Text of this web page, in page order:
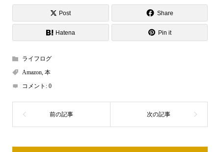
Post Share
Hatena Pin it
ライフログ
Amazon, 本
コメント: 0